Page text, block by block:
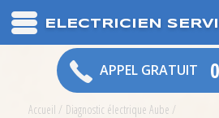
ELECTRICIEN
APPEL GRATUIT
Accueil / Diagnostic électrique Aube /